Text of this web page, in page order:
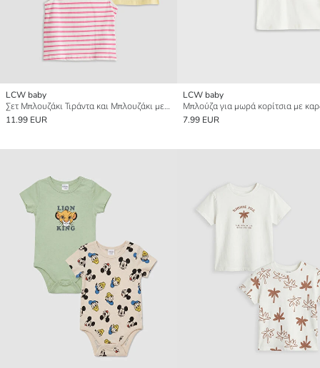
LCW baby
Σετ Μπλουζάκι Τιράντα και Μπλουζάκι με Στρογγυλή Λαιμόκοψη για μωρό κορίτσι
11.99 EUR
LCW baby
7.99 EUR